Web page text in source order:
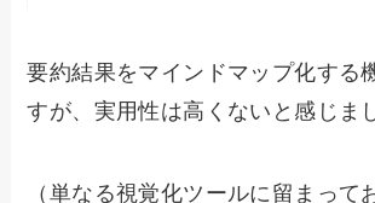
要約結果をマインドマップ化する
すが、実用性は高くないと感じま
（単なる視覚化ツールに留まって